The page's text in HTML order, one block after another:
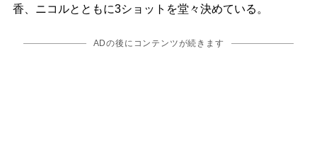
香、ニコルとともに3ショットを堂々決めている。
ADの後にコンテンツが続きます